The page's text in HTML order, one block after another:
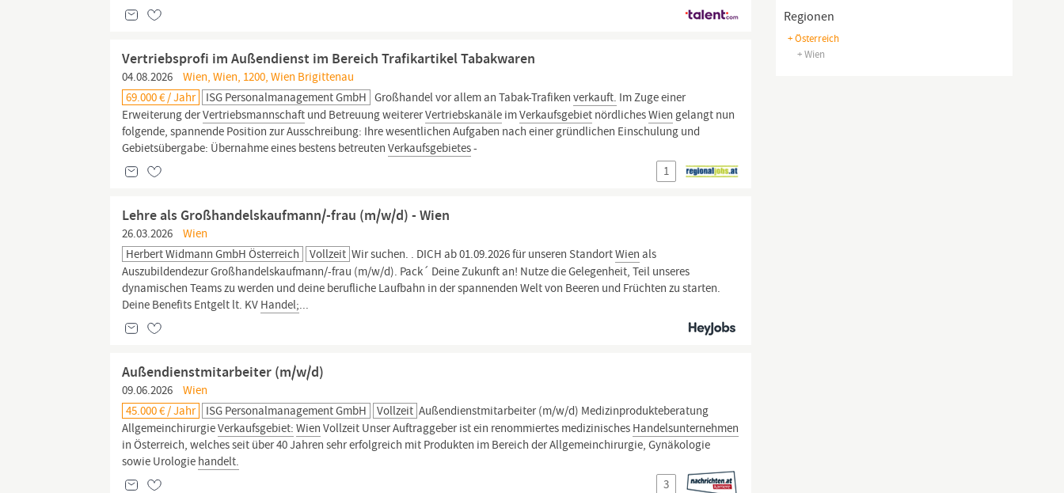
Regionen
+ Österreich
+ Wien
Vertriebsprofi im Außendienst im Bereich Trafikartikel Tabakwaren
04.08.2026
Wien, Wien, 1200, Wien Brigittenau
69.000 € / Jahr
ISG Personalmanagement GmbH Großhandel vor allem an Tabak-Trafikenverkauft. Im Zuge einer
Erweiterung derVertriebsmannschaft und Betreuung weitererVertriebskanäle imVerkaufsgebiet nördlichesWien gelangt nun
folgende, spannende Position zur Ausschreibung: Ihre wesentlichen Aufgaben nach einer gründlichen Einschulung und
Gebietsübergabe: Übernahme eines bestens betreutenVerkaufsgebietes-
1
Lehre als Großhandelskaufmann/-frau (m/w/d) - Wien
26.03.2026
Wien
Herbert Widmann GmbH Österreich
Vollzeit Wir suchen. . DICH ab 01.09.2026 für unseren StandortWien als
Auszubildendezur Großhandelskaufmann/-frau (m/w/d). Pack´ Deine Zukunft an! Nutze die Gelegenheit, Teil unseres
dynamischen Teams zu werden und deine berufliche Laufbahn in der spannenden Welt von Beeren und Früchten zu starten.
Deine Benefits Entgelt lt. KV Handel;...
Außendienstmitarbeiter (m/w/d)
09.06.2026
Wien
45.000 € / Jahr
ISG Personalmanagement GmbH Vollzeit Außendienstmitarbeiter (m/w/d) Medizinprodukteberatung
AllgemeinchirurgieVerkaufsgebiet: Wien Vollzeit Unser Auftraggeber ist ein renommiertes medizinisches Handelsunternehmen
in Österreich, welches seit über 40 Jahren sehr erfolgreich mit Produkten im Bereich der Allgemeinchirurgie, Gynäkologie
sowie Urologie handelt.
3